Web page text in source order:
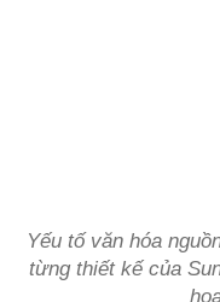
Yếu tố văn hóa
từng thiết kế của